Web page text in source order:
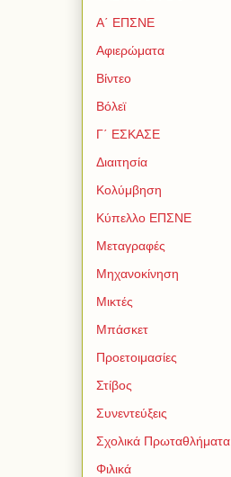
Α΄ ΕΠΣΝΕ
Αφιερώματα
Βίντεο
Βόλεϊ
Γ΄ ΕΣΚΑΣΕ
Διαιτησία
Κολύμβηση
Κύπελλο ΕΠΣΝΕ
Μεταγραφές
Μηχανοκίνηση
Μικτές
Μπάσκετ
Προετοιμασίες
Στίβος
Συνεντεύξεις
Σχολικά Πρωταθλήματα
Φιλικά